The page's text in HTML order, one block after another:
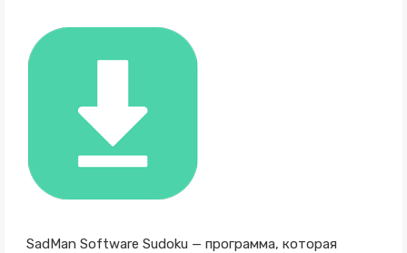
SadMan Software Sudoku — программа, которая